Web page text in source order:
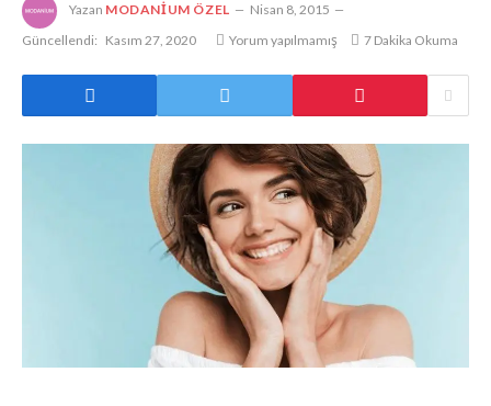
Yazan MODANIUM ÖZEL
Nisan 8, 2015
Güncellendi: Kasım 27, 2020 Yorum yapılmamış 7 Dakika Okuma